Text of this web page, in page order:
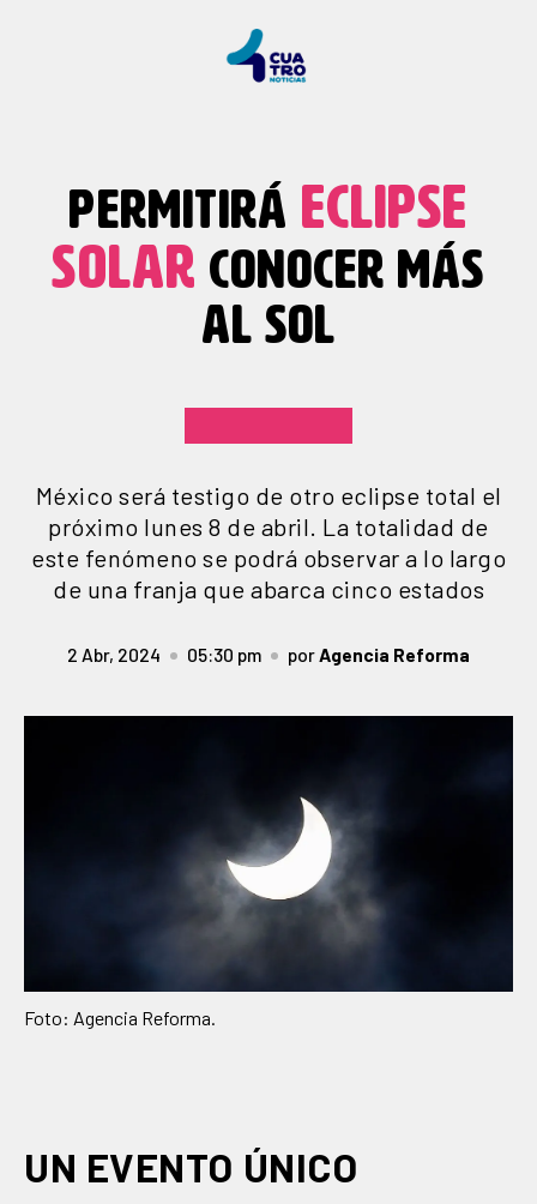
PERMITIRÁ ECLIPSE
SOLAR CONOCER MÁS
AL SOL
México será testigo de otro eclipse total el
próximo lunes 8 de abril. La totalidad de
este fenómeno se podrá observar a lo largo
de una franja que abarca cinco estados
2 Abr, 2024 05:30 pm porAgencia Reforma
Foto: Agencia Reforma.
UN EVENTO ÚNICO